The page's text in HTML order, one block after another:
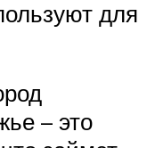
для
– это